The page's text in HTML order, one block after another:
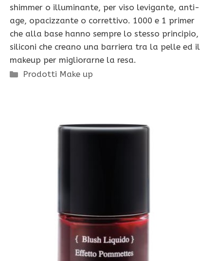
shimmer o illuminante, per viso levigante, anti-
age, opacizzante o correttivo. 1000 e 1 primer
che alla base hanno sempre lo stesso principio,
siliconi che creano una barriera tra la pelle ed il
makeup per migliorarne la resa.
Categorie
Prodotti Make up